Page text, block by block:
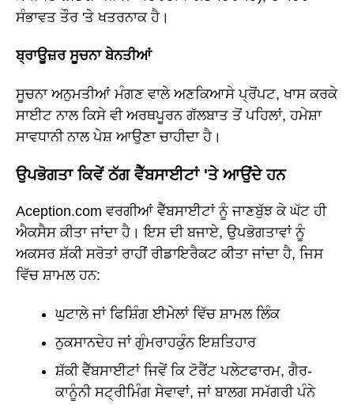
ਸੰਭਾਵਤ ਤੌਰ 'ਤੇ ਖਤਰਨਾਕ ਹੈ।
ਬ੍ਰਾਊਜ਼ਰ ਸੂਚਨਾ ਬੇਨਤੀਆਂ
ਸੂਚਨਾ ਅਨੁਮਤੀਆਂ ਮੰਗਣ ਵਾਲੇ ਅਣਕਿਆਸੇ ਪ੍ਰੋਂਪਟ, ਖਾਸ ਕਰਕੇ
ਸਾਈਟ ਨਾਲ ਕਿਸੇ ਵੀ ਅਰਥਪੂਰਨ ਗੱਲਬਾਤ ਤੋਂ ਪਹਿਲਾਂ, ਹਮੇਸ਼ਾ
ਸਾਵਧਾਨੀ ਨਾਲ ਪੇਸ਼ ਆਉਣਾ ਚਾਹੀਦਾ ਹੈ।
ਉਪਭੋਗਤਾ ਕਿਵੇਂ ਠੱਗ ਵੈੱਬਸਾਈਟਾਂ 'ਤੇ ਆਉਂਦੇ ਹਨ
Aception.com ਵਰਗੀਆਂ ਵੈੱਬਸਾਈਟਾਂ ਨੂੰ ਜਾਣਬੁੱਝ ਕੇ ਘੱਟ ਹੀ
ਐਕਸੈਸ ਕੀਤਾ ਜਾਂਦਾ ਹੈ। ਇਸ ਦੀ ਬਜਾਏ, ਉਪਭੋਗਤਾਵਾਂ ਨੂੰ
ਅਕਸਰ ਸ਼ੱਕੀ ਸਰੋਤਾਂ ਰਾਹੀਂ ਰੀਡਾਇਰੈਕਟ ਕੀਤਾ ਜਾਂਦਾ ਹੈ, ਜਿਸ
ਵਿੱਚ ਸ਼ਾਮਲ ਹਨ:
ਘੁਟਾਲੇ ਜਾਂ ਫਿਸ਼ਿੰਗ ਈਮੇਲਾਂ ਵਿੱਚ ਸ਼ਾਮਲ ਲਿੰਕ
ਨੁਕਸਾਨਦੇਹ ਜਾਂ ਗੁੰਮਰਾਹਕੁੰਨ ਇਸ਼ਤਿਹਾਰ
ਸ਼ੱਕੀ ਵੈੱਬਸਾਈਟਾਂ ਜਿਵੇਂ ਕਿ ਟੋਰੈਂਟ ਪਲੇਟਫਾਰਮ, ਗੈਰ-
ਕਾਨੂੰਨੀ ਸਟ੍ਰੀਮਿੰਗ ਸੇਵਾਵਾਂ, ਜਾਂ ਬਾਲਗ ਸਮੱਗਰੀ ਪੰਨੇ